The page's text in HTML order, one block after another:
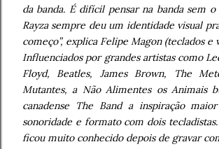
da banda. É difícil pensar na banda sem
Rayza sempre deu um identidade visual
começo”, explica Felipe Magon (teclados e
Influenciados por grandes artistas como
Floyd, Beatles, James Brown, The
Mutantes, a Não Alimentes os Animais
canadense The Band a inspiração
sonoridade e formato com dois
ficou muito conhecido depois de gravar